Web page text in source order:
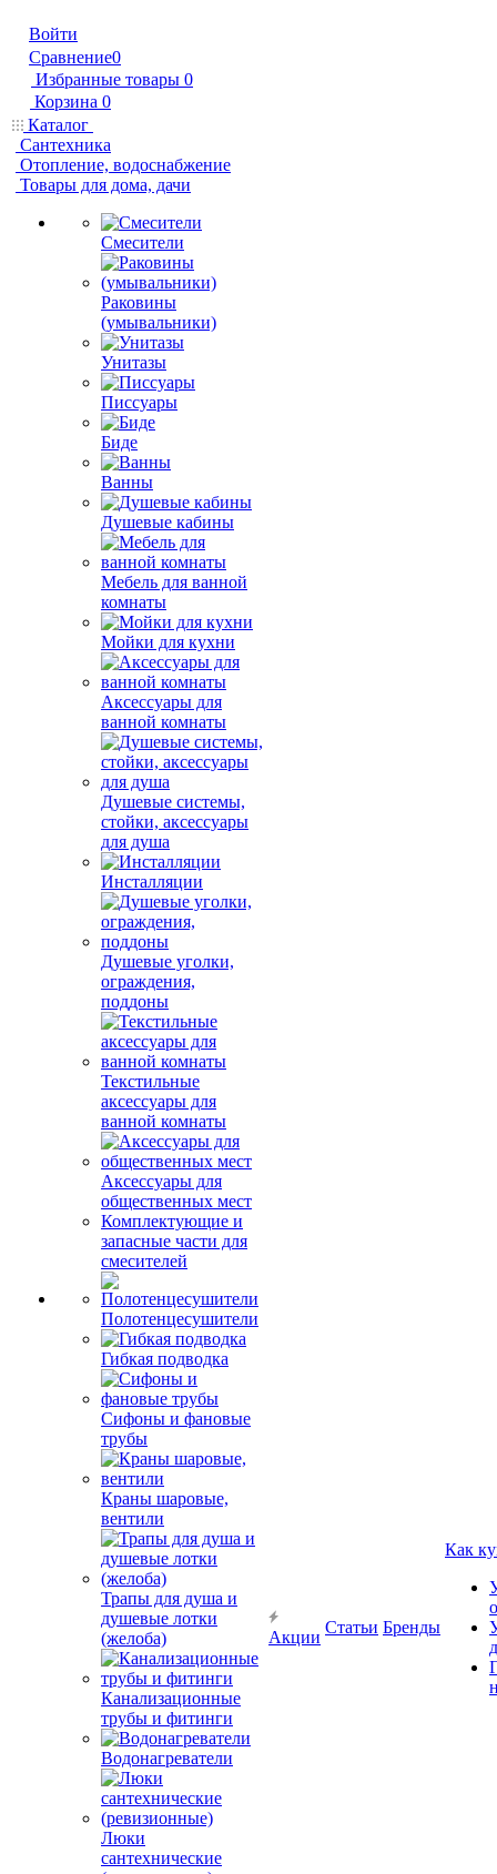
Войти
Сравнение0
Избранные товары 0
Корзина 0
Каталог
Сантехника
Отопление, водоснабжение
Товары для дома, дачи
Смесители
Раковины
(умывальники)
Унитазы
Писсуары
Биде
Ванны
Душевые кабины
Мебель для ванной
комнаты
Мойки для кухни
Аксессуары для
ванной комнаты
Душевые системы,
стойки, аксессуары
для душа
Инсталляции
Душевые уголки,
ограждения,
поддоны
Текстильные
аксессуары для
ванной комнаты
Аксессуары для
общественных мест
Комплектующие и
запасные части для
смесителей
Полотенцесушители
Гибкая подводка
Сифоны и фановые
трубы
Краны шаровые,
вентили
Трапы для душа и
душевые лотки
(желоба)
Канализационные
трубы и фитинги
Водонагреватели
Люки
сантехнические
Акции
Статьи Бренды
Как